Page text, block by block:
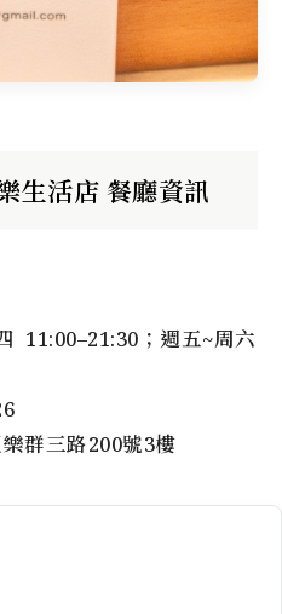
生活店 餐廳資訊
11:00–21:30；週五~周六
群三路200號3樓